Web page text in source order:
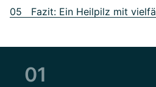
05 Fazit: Ein Heilpilz mit
01